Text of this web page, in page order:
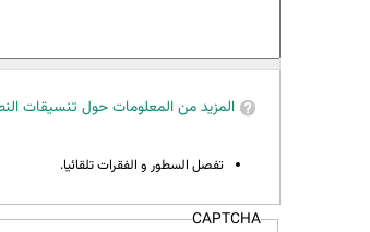
المزيد من المعلومات حول تنسيقات
تفصل السطور و الفقرات تلقائيا.
CAPTCHA